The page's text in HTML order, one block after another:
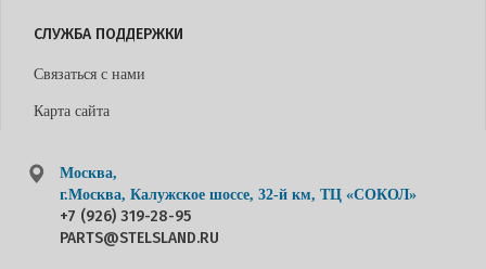
СЛУЖБА ПОДДЕРЖКИ
Связаться с нами
Карта сайта
Москва,
г.Москва, Калужское шоссе, 32-й км, ТЦ «СОКОЛ»
+7 (926) 319-28-95
PARTS@STELSLAND.RU